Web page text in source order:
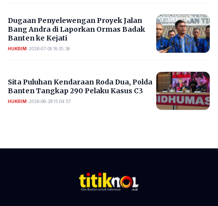
Dugaan Penyelewengan Proyek Jalan
Bang Andra di Laporkan Ormas Badak
Banten ke Kejati
HUKRIM•2026-07-06 18:35:39
Sita Puluhan Kendaraan Roda Dua, Polda
Banten Tangkap 290 Pelaku Kasus C3
HUKRIM•2026-06-29 15:04:57